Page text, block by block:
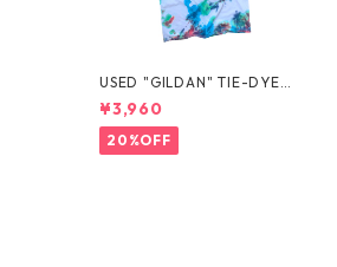
USED "GILDAN" TIE-DYE T
EE
¥3,960
20%OFF